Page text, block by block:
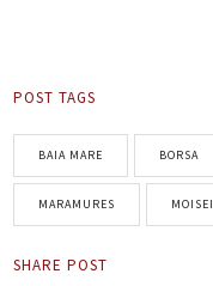
POST TAGS
BAIA MARE BORSA
MARAMURES MOISEI
SHARE POST